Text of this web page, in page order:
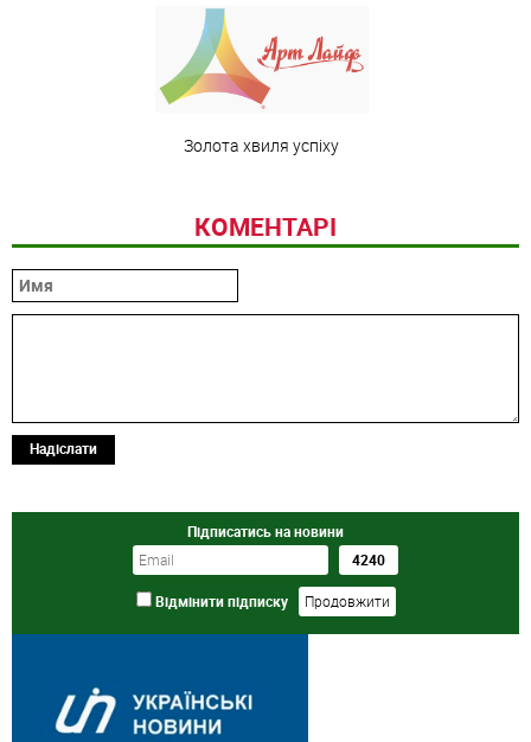
Золота хвиля успіху
КОМЕНТАРІ
Надіслати
Підписатись на новини
Відмінити підписку